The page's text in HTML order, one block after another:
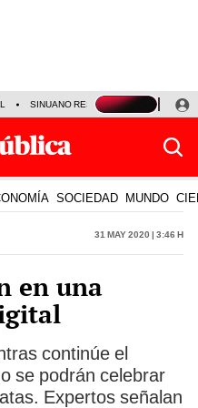
SINUANO RESULTADOS HOY
SOCIEDAD MUNDO
31 May 2020 | 3:46 h
en una
continúe el
se podrán celebrar
Expertos señalan